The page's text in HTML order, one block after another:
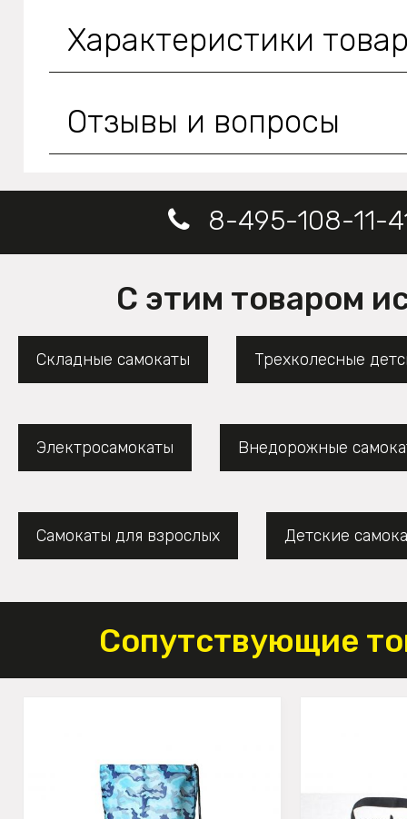
Характеристики
Отзывы и вопросы
8-495-108-11-
С этим товаром
Складные самокаты Трехколесные
Электросамокаты Внедорожные
Самокаты для взрослых Детские
Сопутствующие